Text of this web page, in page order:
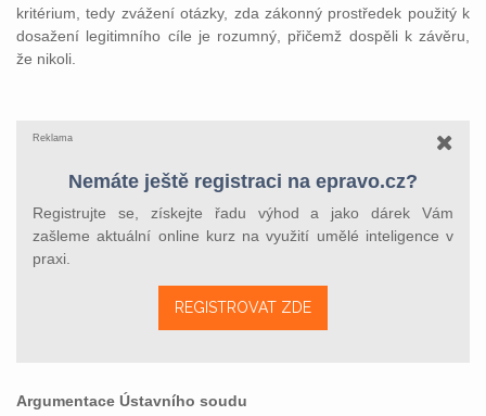
kritérium, tedy zvážení otázky, zda zákonný prostředek použitý k
dosažení legitimního cíle je rozumný, přičemž dospěli k závěru,
že nikoli.
Reklama
Nemáte ještě registraci na epravo.cz?
Registrujte se, získejte řadu výhod a jako dárek Vám
zašleme aktuální online kurz na využití umělé inteligence v
praxi.
REGISTROVAT ZDE
Argumentace Ústavního soudu